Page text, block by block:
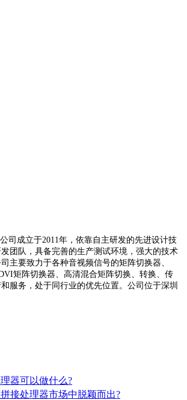
司成立于2011年，依靠自主研发的先进设计技
团队，具备完善的生产测试环境，强大的技术
主要致力于各种音视频信号的矩阵切换器、
矩阵切换器、高清混合矩阵切换、转换、传
服务，处于同行业的优先位置。公司位于深圳
器可以做什么?
接处理器市场中脱颖而出?